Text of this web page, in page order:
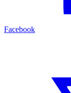
Facebook